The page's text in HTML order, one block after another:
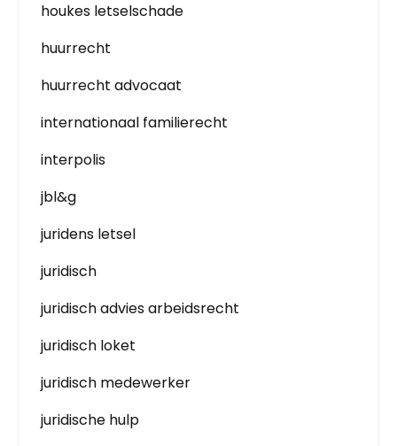
houkes letselschade
huurrecht
huurrecht advocaat
internationaal familierecht
interpolis
jbl&g
juridens letsel
juridisch
juridisch advies arbeidsrecht
juridisch loket
juridisch medewerker
juridische hulp